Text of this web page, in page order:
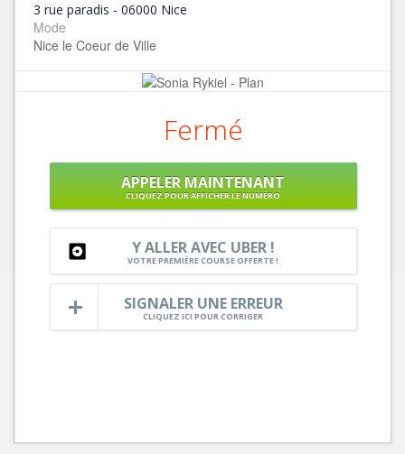
3 rue paradis - 06000 Nice
Mode
Nice le Coeur de Ville
Fermé
APPELER MAINTENANT
CLIQUEZ POUR AFFICHER LE NUMÉRO
Y ALLER AVEC UBER !
VOTRE PREMIÈRE COURSE OFFERTE !
SIGNALER UNE ERREUR
CLIQUEZ ICI POUR CORRIGER